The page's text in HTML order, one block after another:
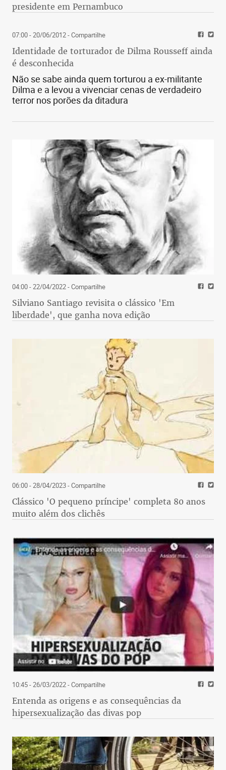
presidente em Pernambuco
07:00 - 20/06/2012- Compartilhe
Identidade de torturador de Dilma Rousseff ainda
é desconhecida
Não se sabe ainda quem torturou a ex-militante
Dilma e a levou a vivenciar cenas de verdadeiro
terror nos porões da ditadura
04:00 - 22/04/2022- Compartilhe
Silviano Santiago revisita o clássico 'Em
liberdade', que ganha nova edição
06:00 - 28/04/2023- Compartilhe
Clássico 'O pequeno príncipe' completa 80 anos
muito além dos clichês
10:45 - 26/03/2022- Compartilhe
Entenda as origens e as consequências da
hipersexualização das divas pop